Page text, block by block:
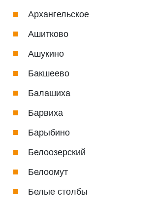
Архангельское
Ашитково
Ашукино
Бакшеево
Балашиха
Барвиха
Барыбино
Белоозерский
Белоомут
Белые столбы